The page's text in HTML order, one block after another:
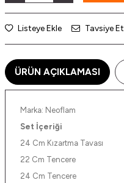
Listeye Ekle Tavsiye Et
ÜRÜN AÇIKLAMASI
Marka: Neoflam
Set İçeriği
24 Cm Kızartma Tavası
22 Cm Tencere
24 Cm Tencere